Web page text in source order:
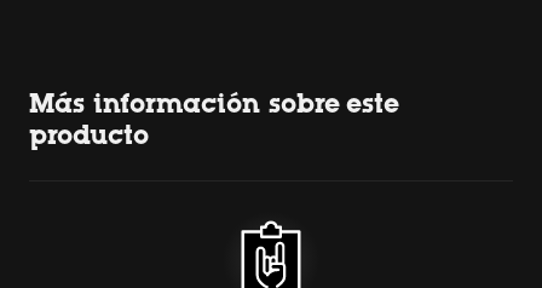
Más información sobre este
producto